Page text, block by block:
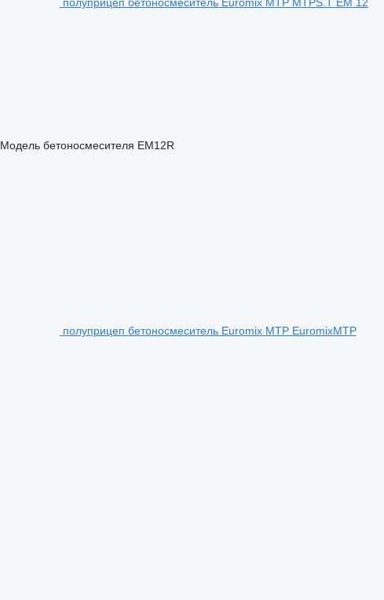
Модель бетоносмесителя EM12R
полуприцеп бетоносмеситель Euromix MTP EuromixMTP